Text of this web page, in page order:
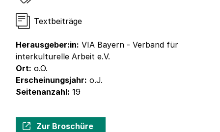
Textbeiträge
Herausgeber:in: VIA Bayern - Verband für
interkulturelle Arbeit e.V.
Ort: o.O.
Erscheinungsjahr: o.J.
Seitenanzahl: 19
Zur Broschüre